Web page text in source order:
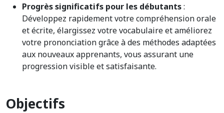
Progrès significatifs pour les débutants:
Développez rapidement votre compréhension orale
et écrite, élargissez votre vocabulaire et améliorez
votre prononciation grâce à des méthodes adaptées
aux nouveaux apprenants, vous assurant une
progression visible et satisfaisante.
Objectifs